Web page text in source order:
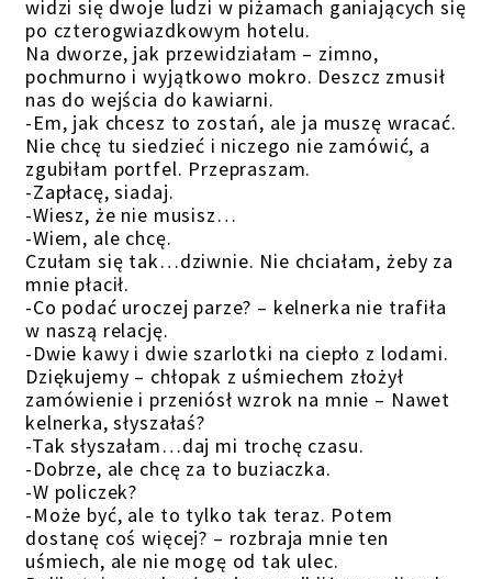
widzi się dwoje ludzi w piżamach ganiających się
po czterogwiazdkowym hotelu.
Na dworze, jak przewidziałam – zimno,
pochmurno i wyjątkowo mokro. Deszcz zmusił
nas do wejścia do kawiarni.
-Em, jak chcesz to zostań, ale ja muszę wracać.
Nie chcę tu siedzieć i niczego nie zamówić, a
zgubiłam portfel. Przepraszam.
-Zapłacę, siadaj.
-Wiesz, że nie musisz…
-Wiem, ale chcę.
Czułam się tak…dziwnie. Nie chciałam, żeby za
mnie płacił.
-Co podać uroczej parze? – kelnerka nie trafiła
w naszą relację.
-Dwie kawy i dwie szarlotki na ciepło z lodami.
Dziękujemy – chłopak z uśmiechem złożył
zamówienie i przeniósł wzrok na mnie – Nawet
kelnerka, słyszałaś?
-Tak słyszałam…daj mi trochę czasu.
-Dobrze, ale chcę za to buziaczka.
-W policzek?
-Może być, ale to tylko tak teraz. Potem
dostanę coś więcej? – rozbraja mnie ten
uśmiech, ale nie mogę od tak ulec.